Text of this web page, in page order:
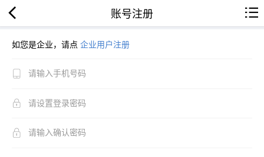
账号注册
如您是企业，请点 企业用户注册